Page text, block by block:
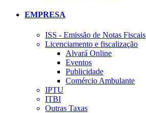
EMPRESA
ISS - Emissão de Notas Fiscais
Licenciamento e fiscalização
Alvará Online
Eventos
Publicidade
Comércio Ambulante
IPTU
ITBI
Outras Taxas